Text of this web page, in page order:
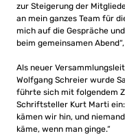
zur Steigerung der
an mein ganzes Team für
mich auf die Gespräche
beim gemeinsamen
Als neuer
Wolfgang Schreier wurde
führte sich mit folgendem
Schriftsteller Kurt Marti
kämen wir hin, und
käme, wenn man ginge.“